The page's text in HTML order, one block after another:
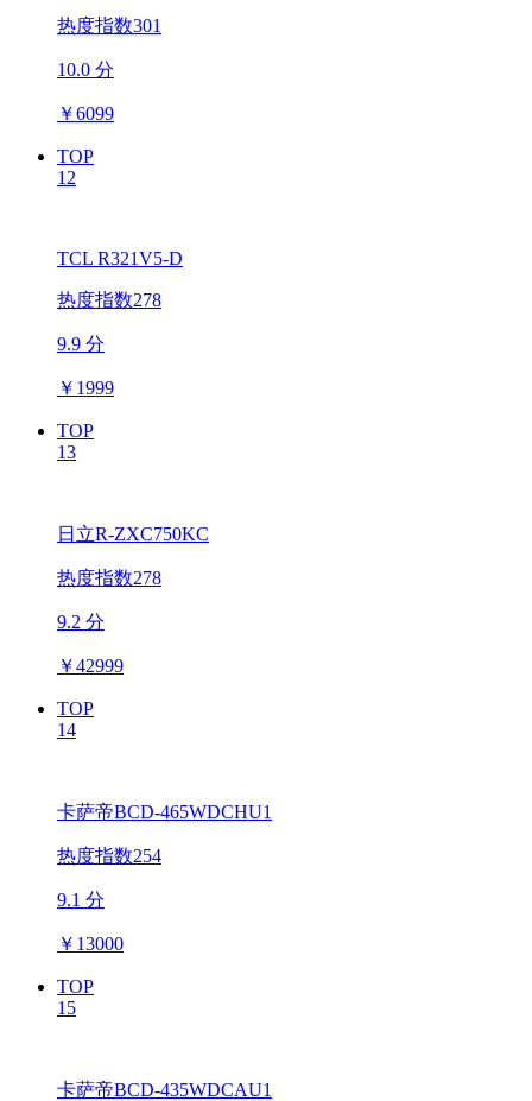
热度指数301
10.0 分
￥6099
TOP
12
TCL R321V5-D
热度指数278
9.9 分
￥ 1999
TOP
13
日立R-ZXC750KC
热度指数278
9.2 分
￥42999
TOP
14
卡萨帝BCD-465WDCHU1
热度指数254
9.1 分
￥ 13000
TOP
15
卡萨帝BCD-435WDCAU1